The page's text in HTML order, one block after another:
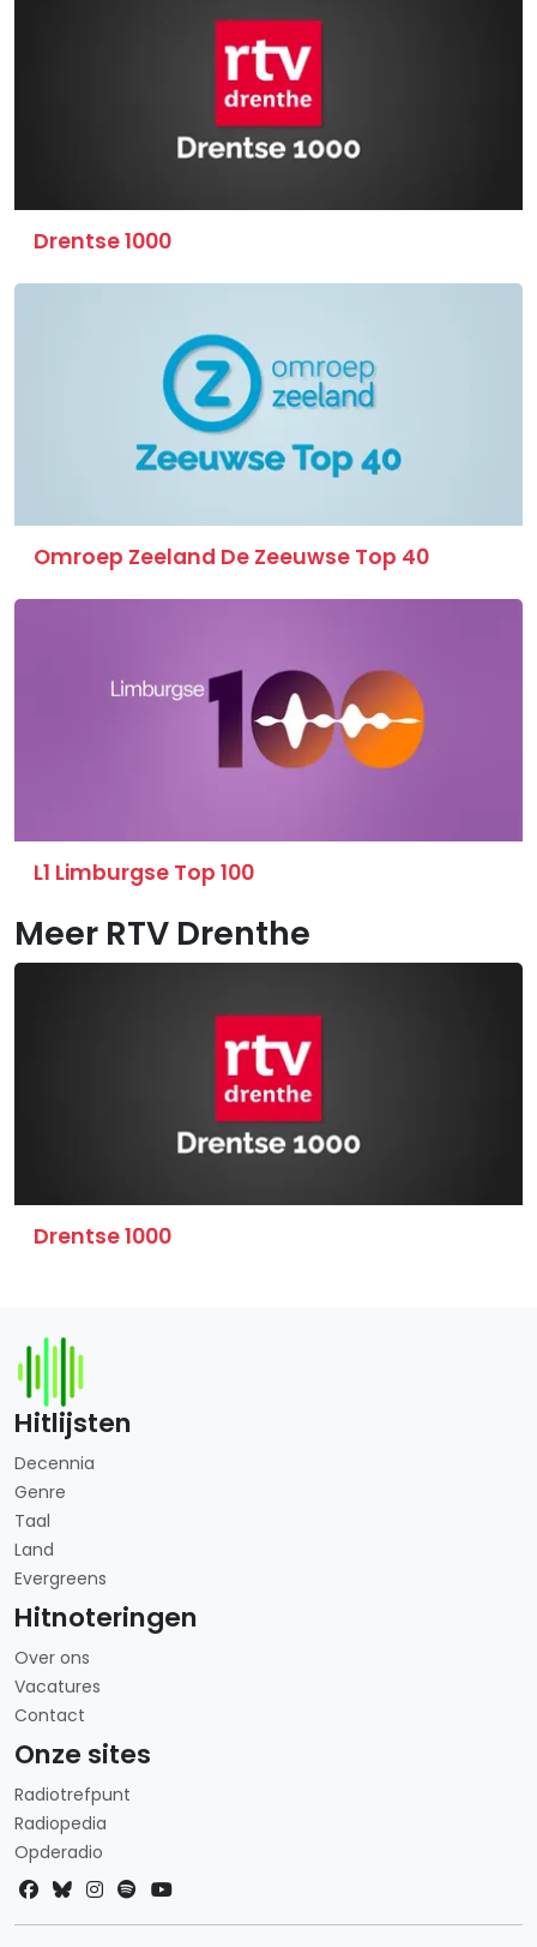
Drentse 1000
Omroep Zeeland De Zeeuwse Top 40
L1 Limburgse Top 100
Meer RTV Drenthe
Drentse 1000
Hitlijsten
Decennia
Genre
Taal
Land
Evergreens
Hitnoteringen
Over ons
Vacatures
Contact
Onze sites
Radiotrefpunt
Radiopedia
Opderadio